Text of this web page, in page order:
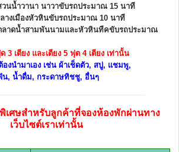
นน้ำวานา นาวาขับรถประมาณ 15 นาที
างเมืองหัวหินขับรถประมาณ 10 นาที
ลาดน้ำสามพันนามและหัวหินทีคขับรถประมาณ
3 เตียง และเตียง 5 ฟุต 4 เตียง เท่านั้น
องนำมาเอง เช่น ผ้าเช็ดตัว, สบู่, แชมพู,
น, น้ำดื่ม, กระดาษทิชชู, อื่นๆ
เศษสำหรับลูกค้าที่จองห้องพักผ่านทาง
เว็บไซต์เราเท่านั้น